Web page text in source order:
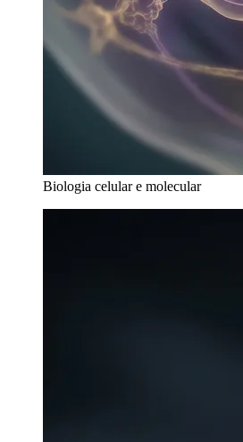
Biologia celular e molecular